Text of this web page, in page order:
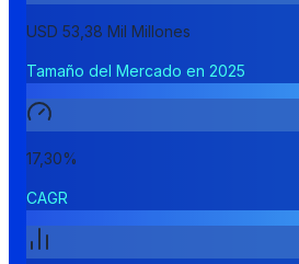
USD 53,38 Mil Millones
Tamaño del Mercado en 2025
17,30%
CAGR